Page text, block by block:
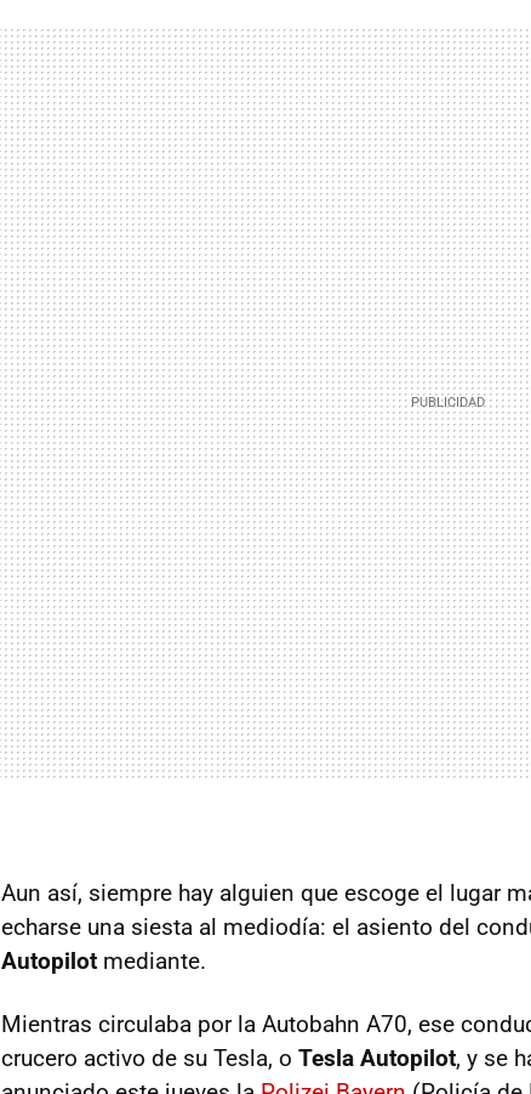
Aun así, siempre hay alguien que escoge el lugar
echarse una siesta al mediodía: el asiento del
Autopilot mediante.
Mientras circulaba por la Autobahn A70, ese
crucero activo de su Tesla, o Tesla Autopilot, y se